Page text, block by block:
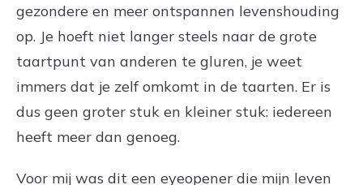
gezondere en meer ontspannen levenshouding
op. Je hoeft niet langer steels naar de grote
taartpunt van anderen te gluren, je weet
immers dat je zelf omkomt in de taarten. Er is
dus geen groter stuk en kleiner stuk: iedereen
heeft meer dan genoeg.
Voor mij was dit een eyeopener die mijn leven